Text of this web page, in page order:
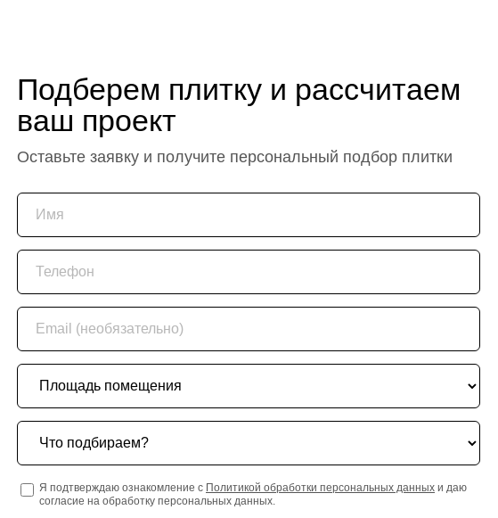
Подберем плитку и рассчитаем
ваш проект
Оставьте заявку и получите персональный подбор плитки
Имя
Телефон
Email (необязательно)
Площадь помещения
Что подбираем?
Я подтверждаю ознакомление с Политикой обработки персональных данных и даю
согласие на обработку персональных данных.